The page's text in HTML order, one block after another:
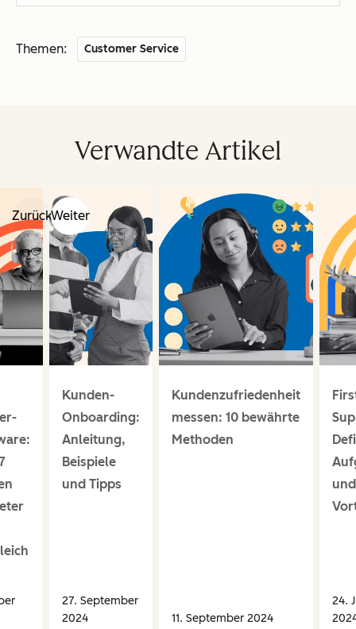
Themen: Customer Service
Verwandte Artikel
ZurückWeiter
Kunden-
Onboarding:
Anleitung,
Beispiele
und Tipps
27. September
2024
Kundenzufriedenheit
messen: 10 bewährte
Methoden
11. September 2024
und
24.